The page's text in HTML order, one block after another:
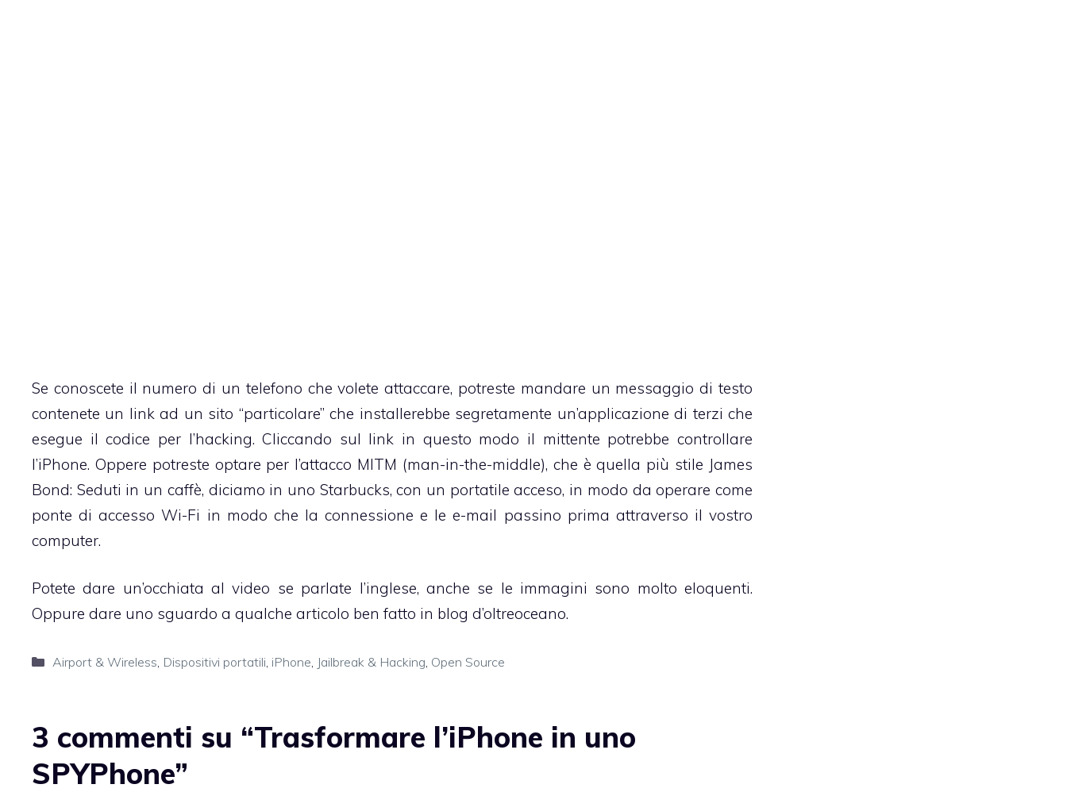
Se conoscete il numero di un telefono che volete attaccare, potreste mandare un messaggio di testo
contenete un link ad un sito “particolare” che installerebbe segretamente un’applicazione di terzi che
esegue il codice per l’hacking. Cliccando sul link in questo modo il mittente potrebbe controllare
l’iPhone. Oppere potreste optare per l’attacco MITM (man-in-the-middle), che è quella più stile James
Bond: Seduti in un caffè, diciamo in uno Starbucks, con un portatile acceso, in modo da operare come
ponte di accesso Wi-Fi in modo che la connessione e le e-mail passino prima attraverso il vostro
computer.
Potete dare un’occhiata al video se parlate l’inglese, anche se le immagini sono molto eloquenti.
Oppure dare uno sguardo a qualche articolo ben fatto in blog d’oltreoceano.
Categorie
Airport & Wireless Dispositivi portatili iPhone Jailbreak & Hacking Open Source
3 commenti su “Trasformare l’iPhone in uno
SPYPhone”